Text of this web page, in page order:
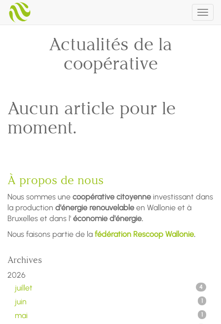
Actualités de la
coopérative
Aucun article pour le
moment.
À propos de nous
Nous sommes une coopérative citoyenne investissant dans
la production d'énergie renouvelable en Wallonie et à
Bruxelles et dans l' économie d'énergie.
Nous faisons partie de la fédération Rescoop Wallonie.
Archives
2026
juillet
4
juin 1
mai 1